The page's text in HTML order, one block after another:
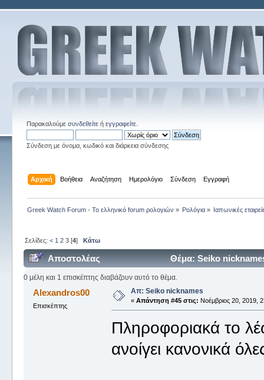
Παρακαλούμε συνδεθείτεή εγγραφείτε.
Σύνδεση με όνομα, κωδικό και διάρκεια σύνδεσης
Αρχική Βοήθεια Αναζήτηση Ημερολόγιο Σύνδεση Εγγραφή
Greek Watch Forum - Το ελληνικό forum ρολογιών » Ρολόγια » Ιαπωνικές
Σελίδες: < 1 2 3[4] Κάτω
Αποστολέας Θέμα: Seiko
0 μέλη και 1 επισκέπτης διαβάζουν αυτό το θέμα.
Alexandros00
Επισκέπτης
Απ: Seiko nicknames
« Απάντηση #45 στις: Νοέμβριος 20, 2019,
Πληροφοριακά το
ανοίγει κανονικά